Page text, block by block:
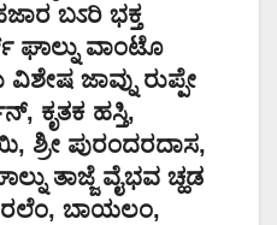
ಬಽರಿ ಭಕ್ತ
ವಾಂಟೊ
ಜಾವ್ನು ರುಪ್ಪೇ
ಕೃತಕ ಹಸ್ತಿ,
ಪುರಂದರದಾಸ,
ತಾಜ್ಜೆ ವೈಭವ ಚ್ಹಡ
ಬಾಯಲಂ,